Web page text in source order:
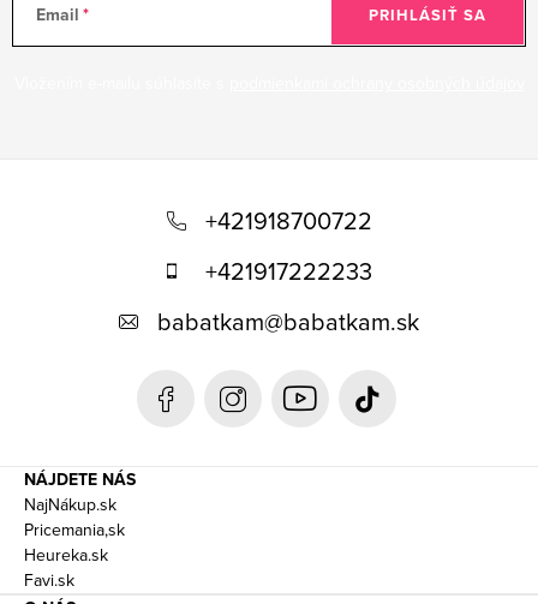
Email PRIHLÁSIŤ SA
+421918700722
+421917222233
babatkam@babatkam.sk
NÁJDETE NÁS
NajNákup.sk
Pricemania,sk
Heureka.sk
Favi.sk